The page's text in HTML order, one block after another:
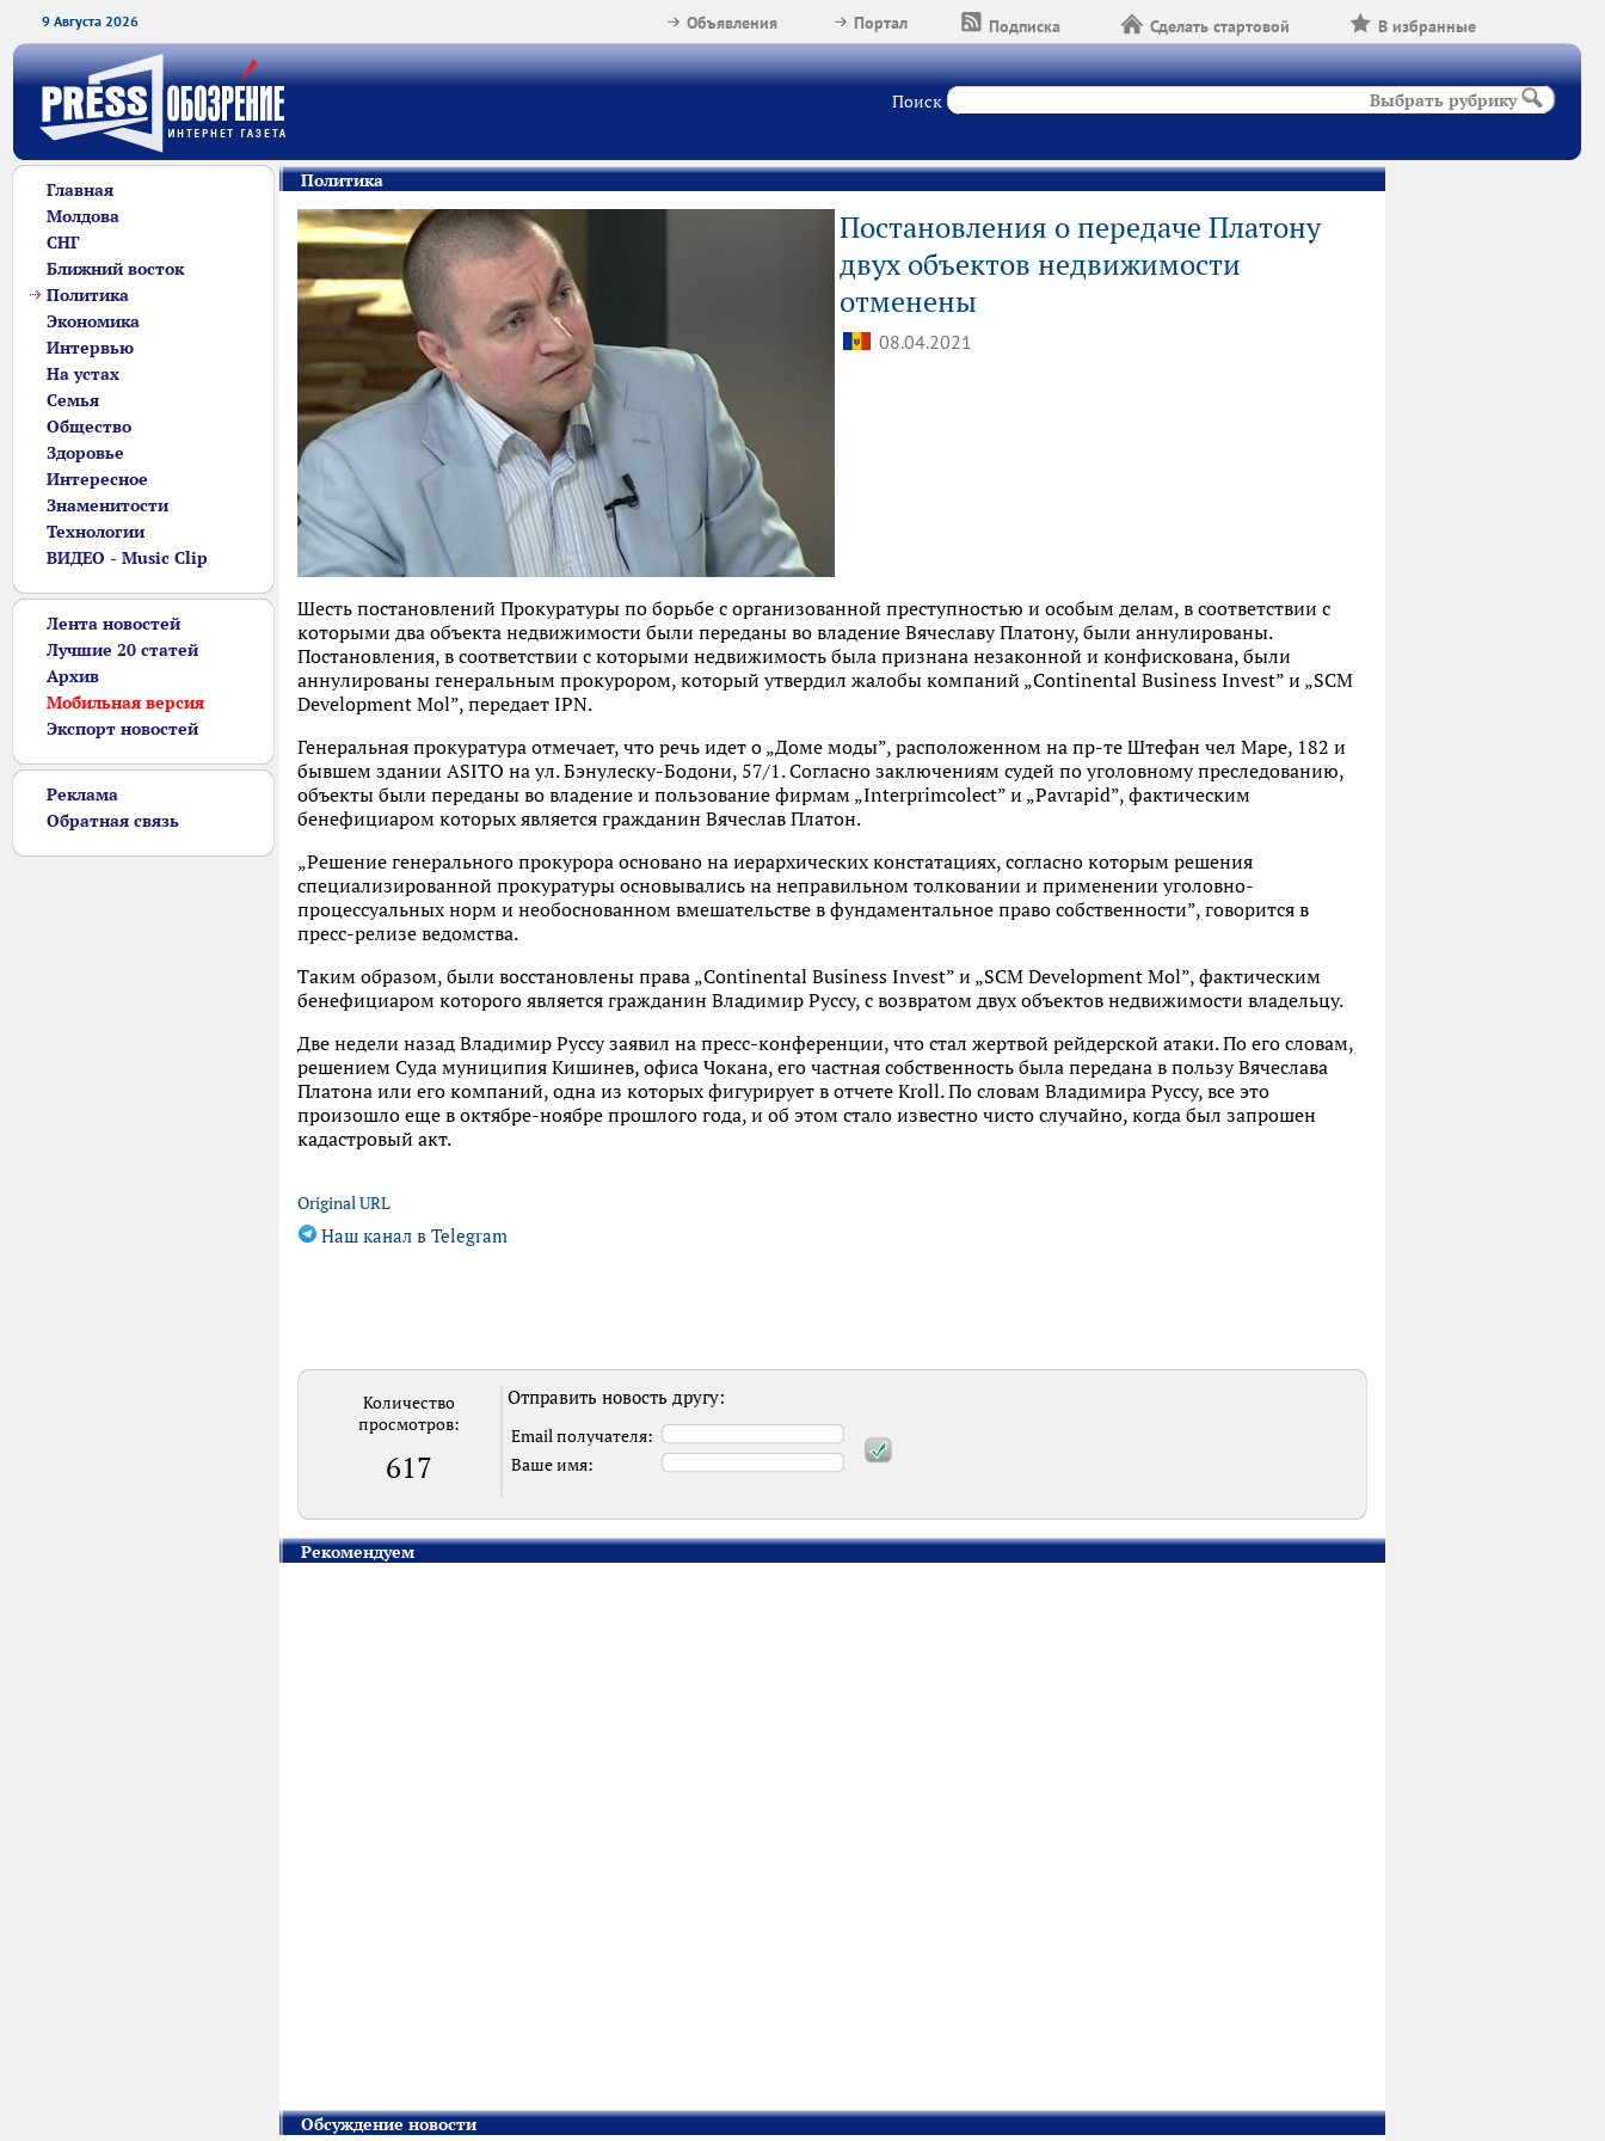
9 Августа 2026 В избранные
Сделать стартовой
Подписка
Портал
Объявления
Поиск Выбрать рубрику
Главная
Молдова
СНГ
Ближний восток
Политика
Экономика
Интервью
На устах
Семья
Общество
Здоровье
Интересное
Знаменитости
Технологии
ВИДЕО - Music Clip
Лента новостей
Лучшие 20 статей
Архив
Мобильная версия
Экспорт новостей
Реклама
Обратная связь
Политика
Постановления о передаче Платону
двух объектов недвижимости
отменены
08.04.2021
Шесть постановлений Прокуратуры по борьбе с организованной преступностью и особым делам, в соответствии с
которыми два объекта недвижимости были переданы во владение Вячеславу Платону, были аннулированы.
Постановления, в соответствии с которыми недвижимость была признана незаконной и конфискована, были
аннулированы генеральным прокурором, который утвердил жалобы компаний „Continental Business Invest” и „SCM
Development Mol”, передает IPN.
Генеральная прокуратура отмечает, что речь идет о „Доме моды”, расположенном на пр-те Штефан чел Маре, 182 и
бывшем здании ASITO на ул. Бэнулеску-Бодони, 57/1. Согласно заключениям судей по уголовному преследованию,
объекты были переданы во владение и пользование фирмам „Interprimcolect” и „Pavrapid”, фактическим
бенефициаром которых является гражданин Вячеслав Платон.
„Решение генерального прокурора основано на иерархических констатациях, согласно которым решения
специализированной прокуратуры основывались на неправильном толковании и применении уголовно-
процессуальных норм и необоснованном вмешательстве в фундаментальное право собственности”, говорится в
пресс-релизе ведомства.
Таким образом, были восстановлены права „Continental Business Invest” и „SCM Development Mol”, фактическим
бенефициаром которого является гражданин Владимир Руссу, с возвратом двух объектов недвижимости владельцу.
Две недели назад Владимир Руссу заявил на пресс-конференции, что стал жертвой рейдерской атаки. По его словам,
решением Суда муниципия Кишинев, офиса Чокана, его частная собственность была передана в пользу Вячеслава
Платона или его компаний, одна из которых фигурирует в отчете Kroll. По словам Владимира Руссу, все это
произошло еще в октябре-ноябре прошлого года, и об этом стало известно чисто случайно, когда был запрошен
кадастровый акт.
Original URL
Наш канал в Telegram
Количество
просмотров:
617
Отправить новость другу:
Email получателя:
Ваше имя:
Рекомендуем
Обсуждение новости